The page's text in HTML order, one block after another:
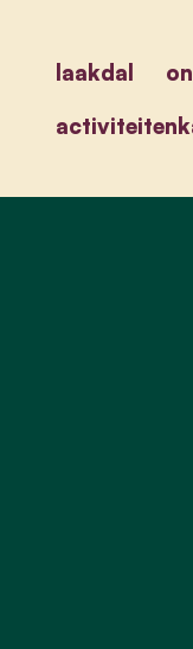
laakdal